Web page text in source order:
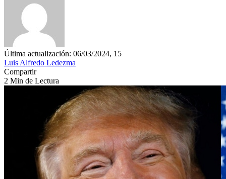
Última actualización: 06/03/2024, 15
Luis Alfredo Ledezma
Compartir
2 Min de Lectura